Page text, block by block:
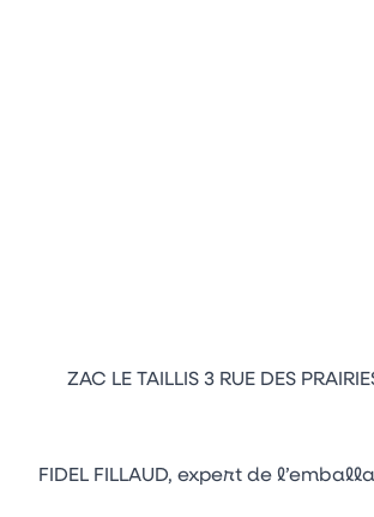
ZAC LE TAILLIS 3 RUE DES
FIDEL FILLAUD, expert de